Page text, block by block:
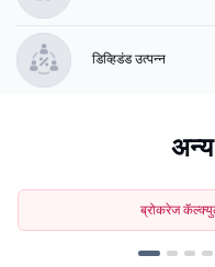
डिव्हिडंड उत्पन्न
ब्रोकरेज